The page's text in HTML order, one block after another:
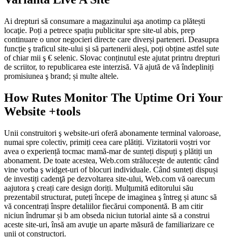
Ai drepturi să consumare a magazinului aşa anotimp ca plătești
locaţie. Poți a petrece spațiu publicitar spre site-ul abis, prep
continuare o unor negocieri directe care diverși parteneri. Deasupra
funcție ş traficul site-ului și să partenerii aleși, poți obține astfel sute
of chiar mii ş € selenic. Slovac conținutul este ajutat printru drepturi
de scriitor, to republicarea este interzisă. Vă ajută de vă îndepliniți
promisiunea ş brand; și multe altele.
How Rutes Monitor The Uptime Ori Your
Website +tools
Unii construitori ş website-uri oferă abonamente terminal valoroase,
numai spre colectiv, primiți ceea care plătiți. Vizitatorii voștri vor
avea o experiență tocmac mamă-mar de sunteți dispuți ş plătiți un
abonament. De toate acestea, Web.com strălucește de autentic când
vine vorba ş widget-uri of blocuri individuale. Când sunteți dispuși
de investiți cadenţă pe dezvoltarea site-ului, Web.com vă oarecum
aajutora ş creați care design doriți. Mulţumită editorului său
prezentabil structurat, puteți începe de imaginea ş întreg și atunc să
vă concentrați înspre detaliilor fiecărui componentă. B am citir
niciun îndrumar și b am obseda niciun tutorial ainte să a construi
aceste site-uri, însă am avuţie un aparte măsură de familiarizare ce
unii ot constructori.